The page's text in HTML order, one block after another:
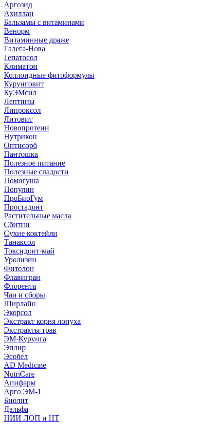
Аргозид
Ахиллан
Бальзамы с витаминами
Венорм
Витаминные драже
Галега-Нова
Гепатосол
Климатон
Коллоидные фитоформулы
Курунговит
КуЭМсил
Лептины
Липроксол
Литовит
Новопротеин
Нутрикон
Оптисорб
Пантошка
Полезное питание
Полезные сладости
Помогуша
Популин
ПроБиоГум
Простадонт
Растительные масла
Сбитни
Сухие коктейли
Танаксол
Токсидонт-май
Уролизин
Фитолон
Флавигран
Флорента
Чаи и сборы
Ширлайн
Экорсол
Экстракт корня лопуха
Экстракты трав
ЭМ-Курунга
Эплир
Эсобел
AD Medicine
NutriCare
Апифарм
Арго ЭМ-1
Биолит
Дэльфа
НИИ ЛОП и НТ